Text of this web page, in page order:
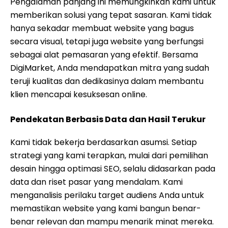
memberikan solusi yang tepat sasaran. Kami tidak
hanya sekadar membuat website yang bagus
secara visual, tetapi juga website yang berfungsi
sebagai alat pemasaran yang efektif. Bersama
DigiMarket, Anda mendapatkan mitra yang sudah
teruji kualitas dan dedikasinya dalam membantu
klien mencapai kesuksesan online.
Pendekatan Berbasis Data dan Hasil Terukur
Kami tidak bekerja berdasarkan asumsi. Setiap
strategi yang kami terapkan, mulai dari pemilihan
desain hingga optimasi SEO, selalu didasarkan pada
data dan riset pasar yang mendalam. Kami
menganalisis perilaku target audiens Anda untuk
memastikan website yang kami bangun benar-
benar relevan dan mampu menarik minat mereka.